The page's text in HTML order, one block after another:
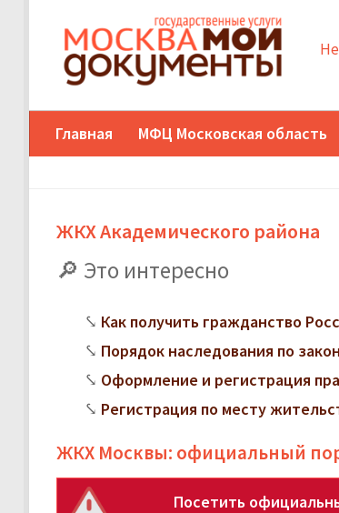
Главная МФЦ Московская область
ЖКХ Академического района
Это интересно
Как получить гражданство
Порядок наследования по
Оформление и регистрация
Регистрация по месту
ЖКХ Москвы: официальный
Посетить